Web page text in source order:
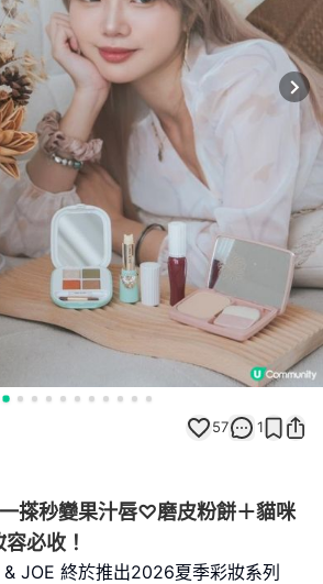
57 1
搽秒變果汁唇♡磨皮粉餅＋貓咪
必收！
JOE 終於推出2026夏季彩妝系列